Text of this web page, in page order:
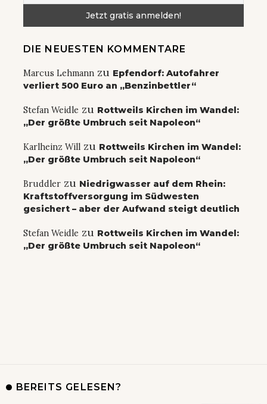
DIE NEUESTEN KOMMENTARE
Marcus Lehmann zu Epfendorf: Autofahrer
verliert 500 Euro an „Benzinbettler“
Stefan Weidle zu Rottweils Kirchen im Wandel:
„Der größte Umbruch seit Napoleon“
Karlheinz Will zu Rottweils Kirchen im Wandel:
„Der größte Umbruch seit Napoleon“
Bruddler zu Niedrigwasser auf dem Rhein:
Kraftstoffversorgung im Südwesten
gesichert – aber der Aufwand steigt deutlich
Stefan Weidle zu Rottweils Kirchen im Wandel:
„Der größte Umbruch seit Napoleon“
BEREITS GELESEN?